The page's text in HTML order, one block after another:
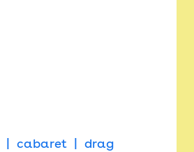
cabaret drag